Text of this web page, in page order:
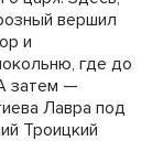
вершил
и
где до
затем —
Лавра под
Троицкий